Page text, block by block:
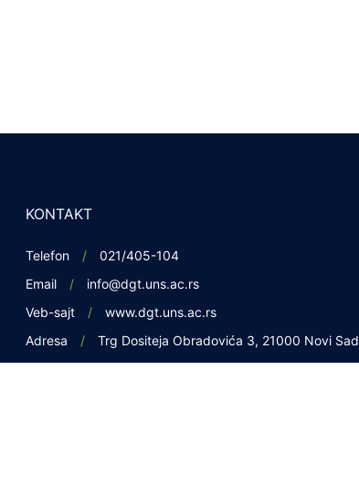
KONTAKT
Telefon
021/405-104
Email
info@dgt.uns.ac.rs
Veb-sajt
www.dgt.uns.ac.rs
Adresa
Trg Dositeja Obradovića 3, 21000 Novi Sad